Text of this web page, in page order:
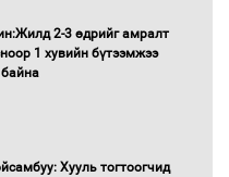
Засгийн газрын
танилцуулж,
байгаа баг тамирчдад
2-3 өдрийг амралт
1 хувийн бүтээмжээ
Хууль тогтоогчид